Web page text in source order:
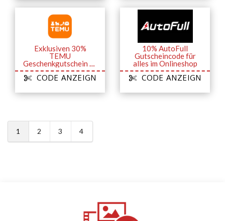
Exklusiven 30%
TEMU
Geschenkgutschein ab
39€ MBW sichern
CODE ANZEIGN
10% AutoFull
Gutscheincode für
alles im Onlineshop
CODE ANZEIGN
1 2 3 4